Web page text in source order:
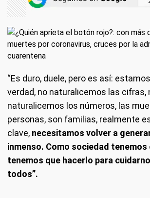
“Es duro, duele, pero es así:
verdad, no naturalicemos las cifras,
naturalicemos los números, las
personas, son familias, realmente
clave, necesitamos volver a
inmenso. Como sociedad tenemos
tenemos que hacerlo para
todos”.